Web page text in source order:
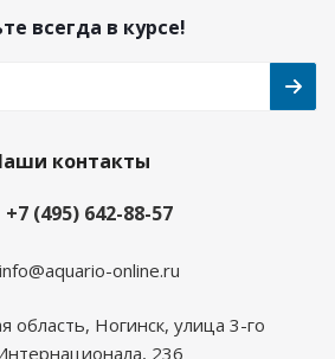
всегда в курсе!
контакты
+7 (495) 642-88-57
info@aquario-online.ru
область, Ногинск, улица 3-го
236